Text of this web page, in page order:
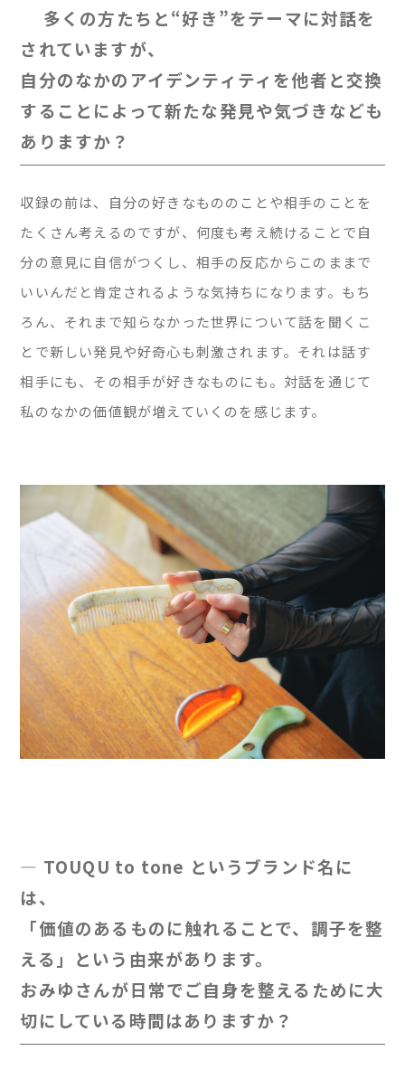
多くの方たちと“好き”をテーマに対話を
されていますが、
自分のなかのアイデンティティを他者と交換
することによって新たな発見や気づきなども
ありますか？
収録の前は、自分の好きなもののことや相手のことを
たくさん考えるのですが、何度も考え続けることで自
分の意見に自信がつくし、相手の反応からこのままで
いいんだと肯定されるような気持ちになります。もち
ろん、それまで知らなかった世界について話を聞くこ
とで新しい発見や好奇心も刺激されます。それは話す
相手にも、その相手が好きなものにも。対話を通じて
私のなかの価値観が増えていくのを感じます。
— TOUQU to tone というブランド名に
は、
「価値のあるものに触れることで、調子を整
える」という由来があります。
おみゆさんが日常でご自身を整えるために大
切にしている時間はありますか？